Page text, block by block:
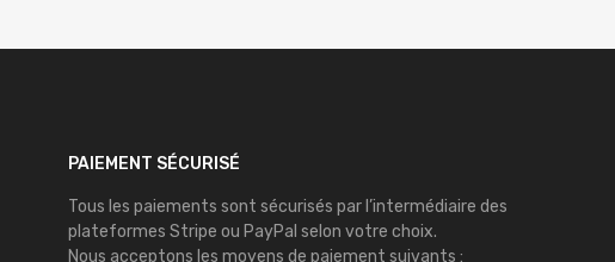
PAIEMENT SÉCURISÉ
Tous les paiements sont sécurisés par l’intermédiaire des
plateformes Stripe ou PayPal selon votre choix.
Nous acceptons les moyens de paiement suivants :